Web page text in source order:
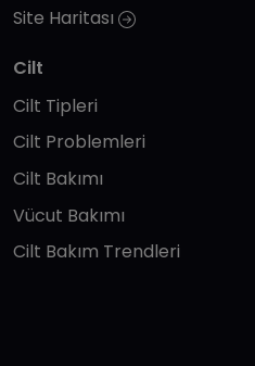
Site Haritası
Cilt
Cilt Tipleri
Cilt Problemleri
Cilt Bakımı
Vücut Bakımı
Cilt Bakım Trendleri